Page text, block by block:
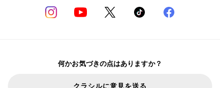
何かお気づきの点はありますか？
クラシルに意見を送る